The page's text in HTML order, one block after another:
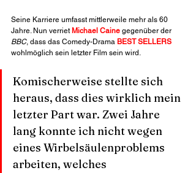
Seine Karriere umfasst mittlerweile mehr als 60
Jahre. Nun verriet Michael Caine gegenüber der
BBC, dass das Comedy-Drama BEST SELLERS
wohlmöglich sein letzter Film sein wird.
Komischerweise stellte sich
heraus, dass dies wirklich mein
letzter Part war. Zwei Jahre
lang konnte ich nicht wegen
eines Wirbelsäulenproblems
arbeiten, welches